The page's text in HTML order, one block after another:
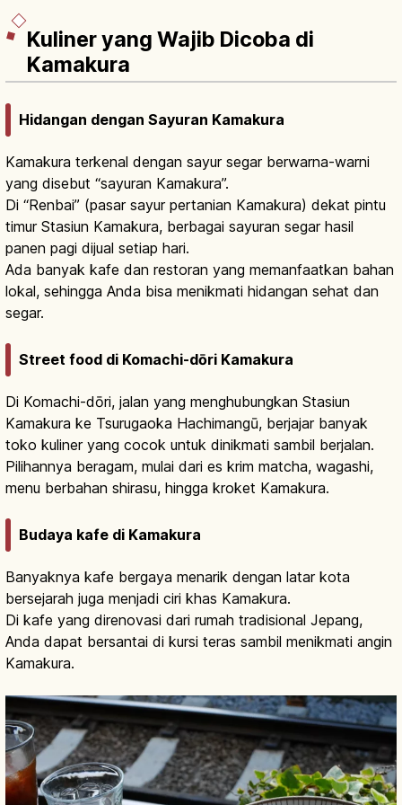
Kuliner yang Wajib Dicoba di
Kamakura
Hidangan dengan Sayuran Kamakura
Kamakura terkenal dengan sayur segar berwarna-warni
yang disebut “sayuran Kamakura”.
Di “Renbai” (pasar sayur pertanian Kamakura) dekat pintu
timur Stasiun Kamakura, berbagai sayuran segar hasil
panen pagi dijual setiap hari.
Ada banyak kafe dan restoran yang memanfaatkan bahan
lokal, sehingga Anda bisa menikmati hidangan sehat dan
segar.
Street food di Komachi-dōri Kamakura
Di Komachi-dōri, jalan yang menghubungkan Stasiun
Kamakura ke Tsurugaoka Hachimangū, berjajar banyak
toko kuliner yang cocok untuk dinikmati sambil berjalan.
Pilihannya beragam, mulai dari es krim matcha, wagashi,
menu berbahan shirasu, hingga kroket Kamakura.
Budaya kafe di Kamakura
Banyaknya kafe bergaya menarik dengan latar kota
bersejarah juga menjadi ciri khas Kamakura.
Di kafe yang direnovasi dari rumah tradisional Jepang,
Anda dapat bersantai di kursi teras sambil menikmati angin
Kamakura.